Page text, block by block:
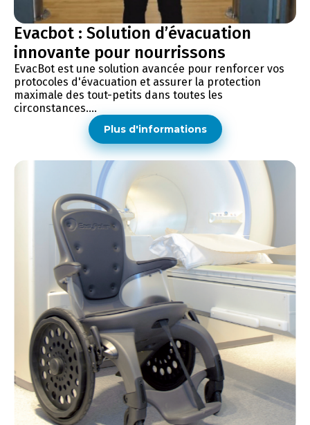
Evacbot : Solution d’évacuation
innovante pour nourrissons
EvacBot est une solution avancée pour renforcer vos
protocoles d'évacuation et assurer la protection
maximale des tout-petits dans toutes les
circonstances....
Plus d'informations